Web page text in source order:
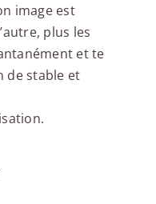
image est
plus les
et te
de stable et